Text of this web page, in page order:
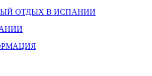
ОТДЫХ В ИСПАНИИ